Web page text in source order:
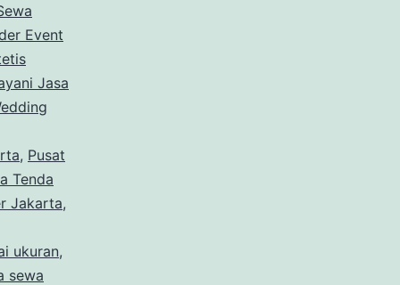
Event
Jasa
, Pusat
Tenda
Jakarta,
ukuran,
sewa